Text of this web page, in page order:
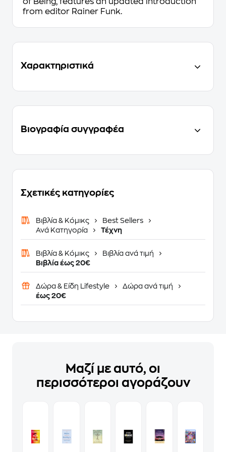
from editor Rainer Funk.
Χαρακτηριστικά
Βιογραφία συγγραφέα
Σχετικές κατηγορίες
Βιβλία & Κόμικς
Best Sellers
Ανά Κατηγορία
Τέχνη
Βιβλία & Κόμικς
Βιβλία ανά τιμή
Βιβλία έως 20€
Δώρα & Είδη Lifestyle
Δώρα ανά τιμή
έως 20€
Μαζί με αυτό, οι
περισσότεροι αγοράζουν